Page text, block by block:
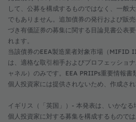
して、公募を構成するものではなく、一般
でもありません。追加債券の発行および販
づき有価証券の募集に関する目論見書公表
れます。
当該債券のEEA製造業者対象市場（MIFID
は、適格な取引相手およびプロフェッショ
ャネル）のみです。EEA PRIIPs重要情報
個人投資家には提供されないため、作成され
イギリス（「英国」）- 本発表は、いかな
個人投資家に対する募集を構成するもので